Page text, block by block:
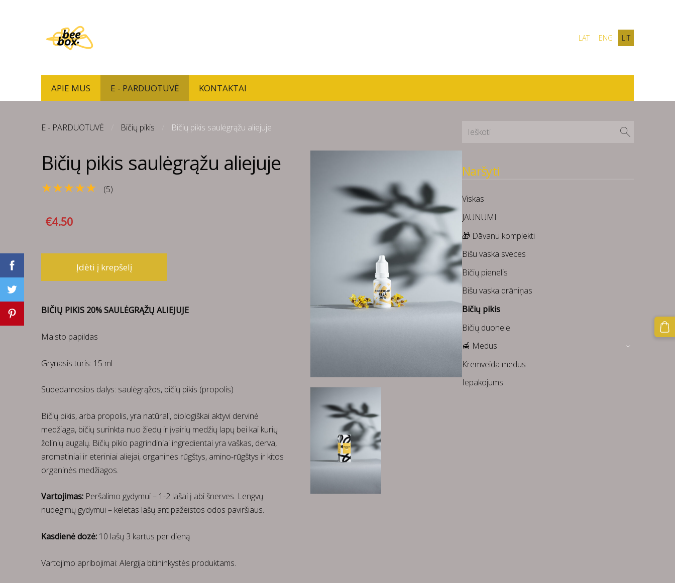
LAT ENG LIT
APIE MUS E - PARDUOTUVĖ KONTAKTAI
Naršyti
Viskas
JAUNUMI
🎁 Dāvanu komplekti
Bišu vaska sveces
Bičių pienelis
Bišu vaska drāniņas
Bičių pikis
Bičių duonelė
🍯 Medus
›
Krēmveida medus
Iepakojums
E - PARDUOTUVĖ Bičių pikis Bičių pikis saulėgrąžu aliejuje
Bičių pikis saulėgrąžu aliejuje
★★★★★ (5)
€4.50
Įdėti į krepšelį
BIČIŲ PIKIS 20% SAULĖGRĄŽŲ ALIEJUJE
Maisto papildas
Grynasis tūris: 15 ml
Sudedamosios dalys: saulėgrąžos, bičių pikis (propolis)
Bičių pikis, arba propolis, yra natūrali, biologiškai aktyvi dervinė
medžiaga, bičių surinkta nuo žiedų ir įvairių medžių lapų bei kai kurių
žolinių augalų. Bičių pikio pagrindiniai ingredientai yra vaškas, derva,
aromatiniai ir eteriniai aliejai, organinės rūgštys, amino-rūgštys ir kitos
organinės medžiagos.
Vartojimas: Peršalimo gydymui – 1-2 lašai į abi šnerves. Lengvų
nudegimų gydymui – keletas lašų ant pažeistos odos paviršiaus.
Kasdienė dozė: 10 lašų 3 kartus per dieną
Vartojimo apribojimai: Alergija bitininkystės produktams.